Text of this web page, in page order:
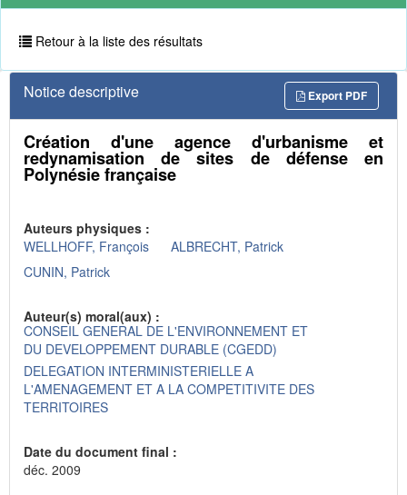
outils
Retour à la liste des résultats
Notice descriptive Export PDF
Création d'une agence d'urbanisme et
redynamisation de sites de défense en
Polynésie française
Auteurs physiques :
WELLHOFF, François
ALBRECHT, Patrick
CUNIN, Patrick
Auteur(s) moral(aux) :
CONSEIL GENERAL DE L'ENVIRONNEMENT ET
DU DEVELOPPEMENT DURABLE (CGEDD)
DELEGATION INTERMINISTERIELLE A
L'AMENAGEMENT ET A LA COMPETITIVITE DES
TERRITOIRES
Date du document final :
déc. 2009